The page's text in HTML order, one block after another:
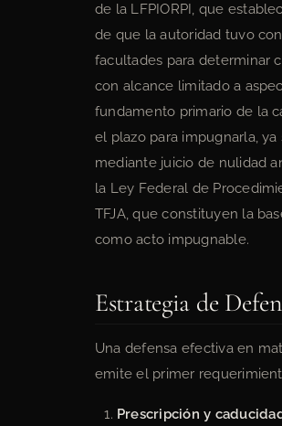
de la LFPIORPI, que
de que la autoridad tuvo
facultades para determinar
con alcance limitado a
fundamento primario de la
el plazo para impugnarla,
mediante juicio de nulidad
la Ley Federal de
TFJA, que constituyen la
como acto impugnable.
Estrategia de
Una defensa efectiva en
emite el primer
Prescripción y